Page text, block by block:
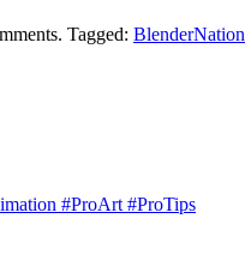
. Tagged: BlenderNation
#ProArt #ProTips